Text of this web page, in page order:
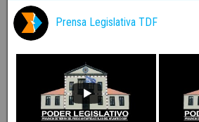
Prensa Legislativa TDF